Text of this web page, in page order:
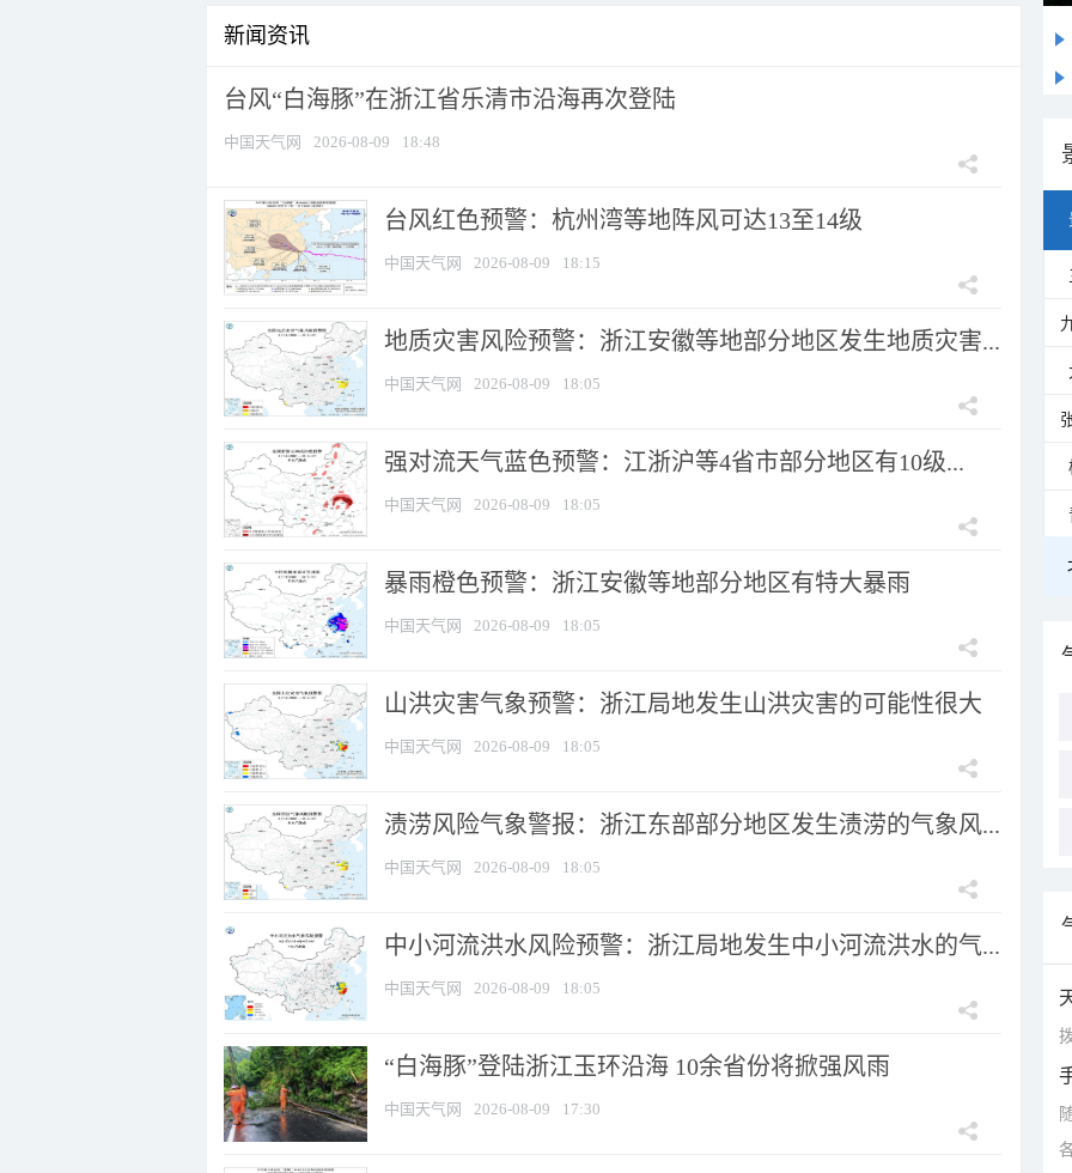
新闻资讯
台风“白海豚”在浙江省乐清市沿海再次登陆
中国天气网 2026-08-09 18:48
​台风红色预警：杭州湾等地阵风可达13至14级
中国天气网 2026-08-09 18:15
地质灾害风险预警：浙江安徽等地部分地区发生地质灾害...
中国天气网 2026-08-09 18:05
强对流天气蓝色预警：江浙沪等4省市部分地区有10级...
中国天气网 2026-08-09 18:05
暴雨橙色预警：浙江安徽等地部分地区有特大暴雨
中国天气网 2026-08-09 18:05
山洪灾害气象预警：浙江局地发生山洪灾害的可能性很大
中国天气网 2026-08-09 18:05
渍涝风险气象警报：浙江东部部分地区发生渍涝的气象风...
中国天气网 2026-08-09 18:05
中小河流洪水风险预警：浙江局地发生中小河流洪水的气...
中国天气网 2026-08-09 18:05
“白海豚”登陆浙江玉环沿海 10余省份将掀强风雨
中国天气网 2026-08-09 17:30